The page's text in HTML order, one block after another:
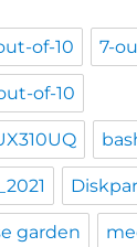
of-10 7-
of-10
garden